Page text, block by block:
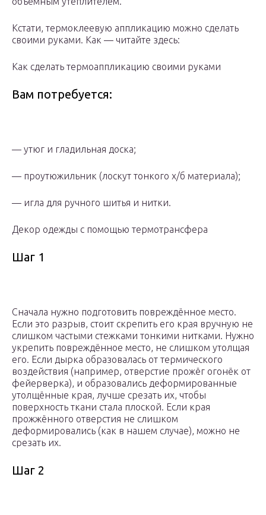
Кстати, термоклеевую аппликацию можно сделать
своими руками. Как — читайте здесь:
Как сделать термоаппликацию своими руками
Вам потребуется:
— утюг и гладильная доска;
— проутюжильник (лоскут тонкого х/б материала);
— игла для ручного шитья и нитки.
Декор одежды с помощью термотрансфера
Шаг 1
Сначала нужно подготовить повреждённое место.
Если это разрыв, стоит скрепить его края вручную не
слишком частыми стежками тонкими нитками. Нужно
укрепить повреждённое место, не слишком утолщая
его. Если дырка образовалась от термического
воздействия (например, отверстие прожёг огонёк от
фейерверка), и образовались деформированные
утолщённые края, лучше срезать их, чтобы
поверхность ткани стала плоской. Если края
прожжённого отверстия не слишком
деформировались (как в нашем случае), можно не
срезать их.
Шаг 2